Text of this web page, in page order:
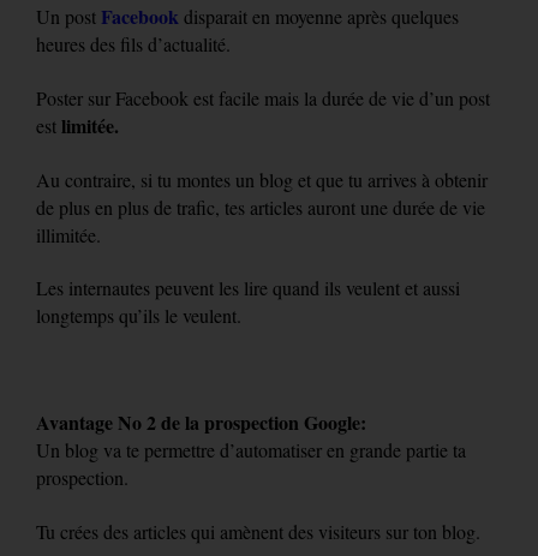
Un post Facebook disparait en moyenne après quelques
heures des fils d’actualité.
Poster sur Facebook est facile mais la durée de vie d’un post
est limitée.
Au contraire, si tu montes un blog et que tu arrives à obtenir
de plus en plus de trafic, tes articles auront une durée de vie
illimitée.
Les internautes peuvent les lire quand ils veulent et aussi
longtemps qu’ils le veulent.
Avantage No 2 de la prospection Google:
Un blog va te permettre d’automatiser en grande partie ta
prospection.
Tu crées des articles qui amènent des visiteurs sur ton blog.